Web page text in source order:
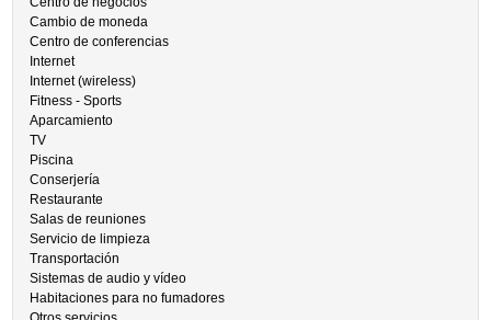
Cambio de moneda
Centro de conferencias
Internet
Internet (wireless)
Fitness - Sports
Aparcamiento
TV
Piscina
Conserjería
Restaurante
Salas de reuniones
Servicio de limpieza
Transportación
Sistemas de audio y vídeo
Habitaciones para no fumadores